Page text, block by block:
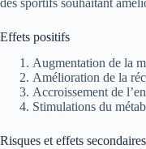
Effets positifs
Augmentation de la
Amélioration de la
Accroissement de
Stimulations du
Risques et effets secondaires